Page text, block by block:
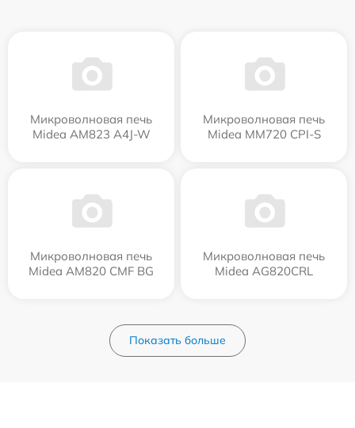
Микроволновая печь
Midea AM823 A4J-W
Микроволновая печь
Midea MM720 CPI-S
Микроволновая печь
Midea AM820 CMF BG
Микроволновая печь
Midea AG820CRL
Показать больше